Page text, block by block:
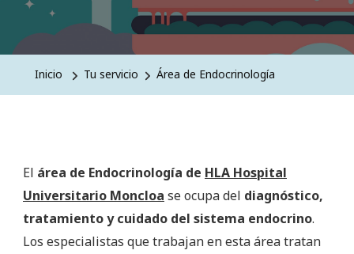
Inicio Tu servicio Área de Endocrinología
El área de Endocrinología de HLA Hospital
Universitario Moncloa se ocupa del diagnóstico,
tratamiento y cuidado del sistema endocrino.
Los especialistas que trabajan en esta área tratan